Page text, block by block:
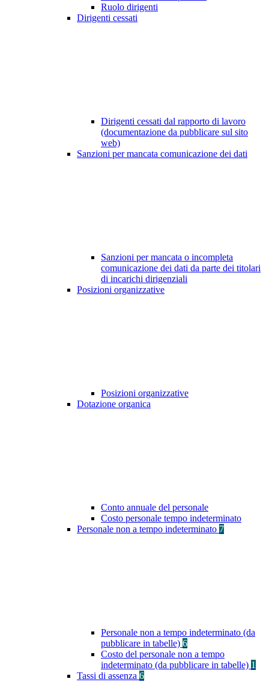
Ruolo dirigenti
Dirigenti cessati
Dirigenti cessati dal rapporto di lavoro
(documentazione da pubblicare sul sito
web)
Sanzioni per mancata comunicazione dei dati
Sanzioni per mancata o incompleta
comunicazione dei dati da parte dei titolari
di incarichi dirigenziali
Posizioni organizzative
Posizioni organizzative
Dotazione organica
Conto annuale del personale
Costo personale tempo indeterminato
Personale non a tempo indeterminato 7
Personale non a tempo indeterminato (da
pubblicare in tabelle) 6
Costo del personale non a tempo
indeterminato (da pubblicare in tabelle) 1
Tassi di assenza 6